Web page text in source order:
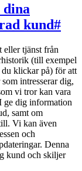
kund#
eller tjänst från
(till exempel
klickar på) för att
intresserar dig,
vi tror kan vara
ge dig information
samt om
Vi kan även
och
Denna
kund och skiljer